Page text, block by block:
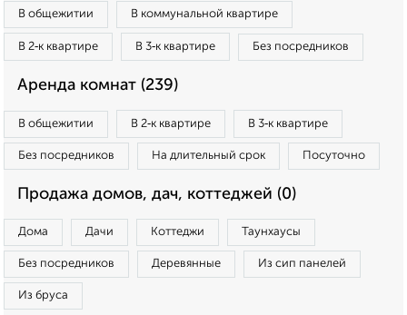
В общежитии В коммунальной квартире
В 2‑к квартире В 3‑к квартире Без посредников
Аренда комнат (239)
В общежитии В 2‑к квартире В 3‑к квартире
Без посредников На длительный срок Посуточно
Продажа домов, дач, коттеджей (0)
Дома Дачи Коттеджи Таунхаусы
Без посредников Деревянные Из сип панелей
Из бруса